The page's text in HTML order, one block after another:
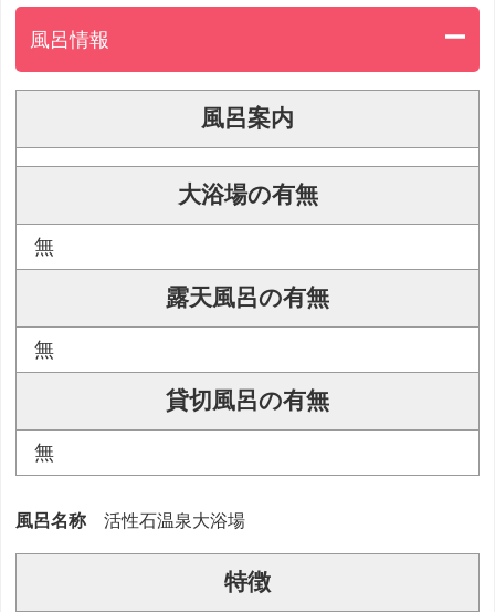
風呂情報
風呂案内
大浴場の有無
無
露天風呂の有無
無
貸切風呂の有無
無
風呂名称 活性石温泉大浴場
特徴